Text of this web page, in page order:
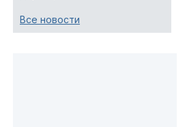
Все новости